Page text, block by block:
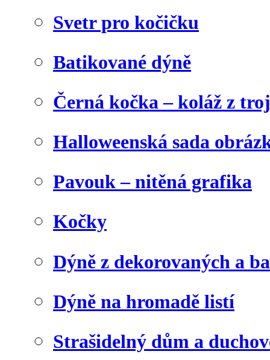
Svetr pro kočičku
Batikované dýně
Černá kočka – koláž z
Halloweenská sada
Pavouk – nitěná grafika
Kočky
Dýně z dekorovaných a
Dýně na hromadě listí
Strašidelný dům a